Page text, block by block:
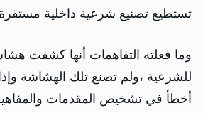
تستطيع تصنيع شرعية داخلية
وما فعلته التفاهمات أنها كشفت
للشرعية ،ولم تصنع تلك الهشاشة
أخطأ في تشخيص المقدمات